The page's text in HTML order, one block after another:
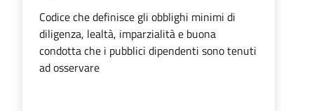
Codice che definisce gli obblighi minimi di
diligenza, lealtà, imparzialità e buona
condotta che i pubblici dipendenti sono tenuti
ad osservare